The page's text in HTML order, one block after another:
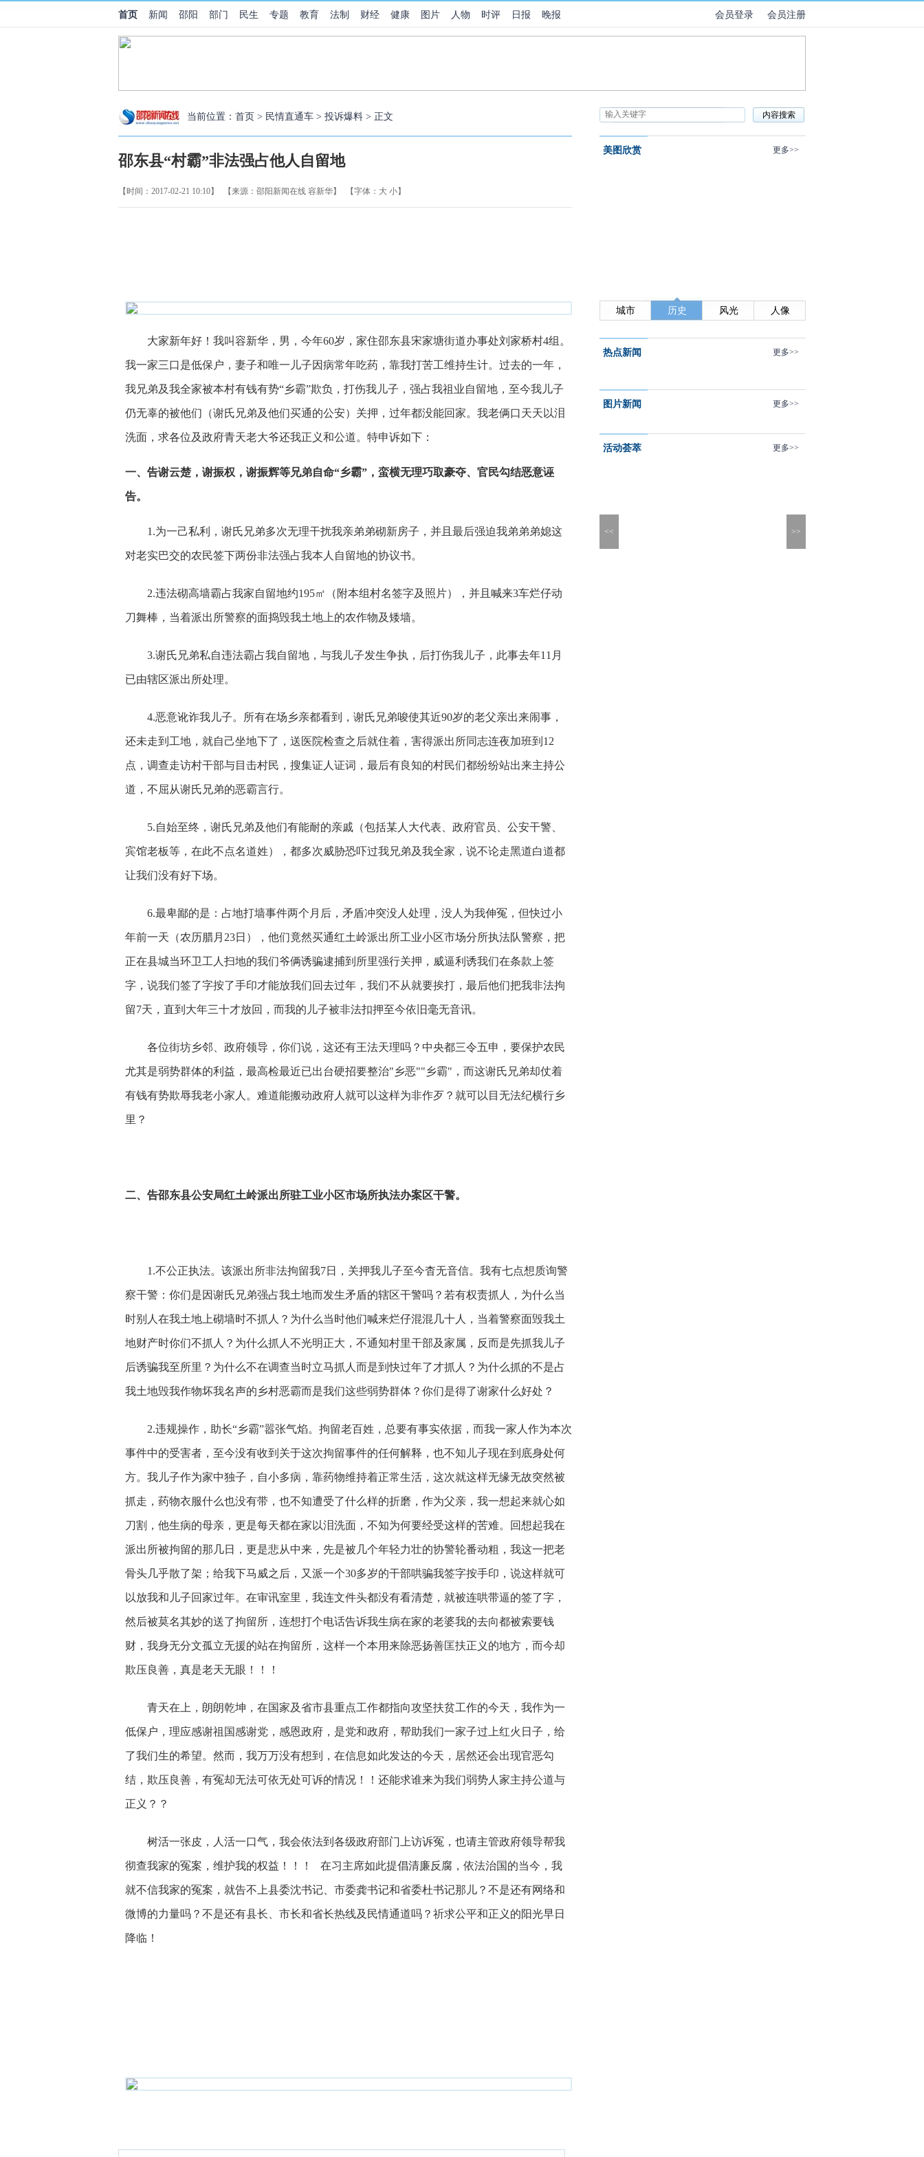
首页 新闻 邵阳 部门 民生 专题 教育 法制 财经 健康 图片 人物 时评 日报 晚报 会员注册
会员登录
当前位置： 首页 > 民情直通车 > 投诉爆料 > 正文
邵东县“村霸”非法强占他人自留地
【时间：2017-02-21 10:10】 【来源：邵阳新闻在线 容新华】 【字体： 大 小】
大家新年好！我叫容新华，男，今年60岁，家住邵东县宋家塘街道办事处刘家桥村4组。
我一家三口是低保户，妻子和唯一儿子因病常年吃药，靠我打苦工维持生计。过去的一年，
我兄弟及我全家被本村有钱有势“乡霸”欺负，打伤我儿子，强占我祖业自留地，至今我儿子
仍无辜的被他们（谢氏兄弟及他们买通的公安）关押，过年都没能回家。我老俩口天天以泪
洗面，求各位及政府青天老大爷还我正义和公道。特申诉如下：
一、告谢云楚，谢振权，谢振辉等兄弟自命“乡霸”，蛮横无理巧取豪夺、官民勾结恶意诬
告。
1.为一己私利，谢氏兄弟多次无理干扰我亲弟弟砌新房子，并且最后强迫我弟弟弟媳这
对老实巴交的农民签下两份非法强占我本人自留地的协议书。
2.违法砌高墙霸占我家自留地约195㎡（附本组村名签字及照片），并且喊来3车烂仔动
刀舞棒，当着派出所警察的面捣毁我土地上的农作物及矮墙。
3.谢氏兄弟私自违法霸占我自留地，与我儿子发生争执，后打伤我儿子，此事去年11月
已由辖区派出所处理。
4.恶意讹诈我儿子。所有在场乡亲都看到，谢氏兄弟唆使其近90岁的老父亲出来闹事，
还未走到工地，就自己坐地下了，送医院检查之后就住着，害得派出所同志连夜加班到12
点，调查走访村干部与目击村民，搜集证人证词，最后有良知的村民们都纷纷站出来主持公
道，不屈从谢氏兄弟的恶霸言行。
5.自始至终，谢氏兄弟及他们有能耐的亲戚（包括某人大代表、政府官员、公安干警、
宾馆老板等，在此不点名道姓），都多次威胁恐吓过我兄弟及我全家，说不论走黑道白道都
让我们没有好下场。
6.最卑鄙的是：占地打墙事件两个月后，矛盾冲突没人处理，没人为我伸冤，但快过小
年前一天（农历腊月23日），他们竟然买通红土岭派出所工业小区市场分所执法队警察，把
正在县城当环卫工人扫地的我们爷俩诱骗逮捕到所里强行关押，威逼利诱我们在条款上签
字，说我们签了字按了手印才能放我们回去过年，我们不从就要挨打，最后他们把我非法拘
留7天，直到大年三十才放回，而我的儿子被非法扣押至今依旧毫无音讯。
各位街坊乡邻、政府领导，你们说，这还有王法天理吗？中央都三令五申，要保护农民
尤其是弱势群体的利益，最高检最近已出台硬招要整治"乡恶""乡霸"，而这谢氏兄弟却仗着
有钱有势欺辱我老小家人。难道能搬动政府人就可以这样为非作歹？就可以目无法纪横行乡
里？
二、告邵东县公安局红土岭派出所驻工业小区市场所执法办案区干警。
1.不公正执法。该派出所非法拘留我7日，关押我儿子至今杳无音信。我有七点想质询警
察干警：你们是因谢氏兄弟强占我土地而发生矛盾的辖区干警吗？若有权责抓人，为什么当
时别人在我土地上砌墙时不抓人？为什么当时他们喊来烂仔混混几十人，当着警察面毁我土
地财产时你们不抓人？为什么抓人不光明正大，不通知村里干部及家属，反而是先抓我儿子
后诱骗我至所里？为什么不在调查当时立马抓人而是到快过年了才抓人？为什么抓的不是占
我土地毁我作物坏我名声的乡村恶霸而是我们这些弱势群体？你们是得了谢家什么好处？
2.违规操作，助长“乡霸”嚣张气焰。拘留老百姓，总要有事实依据，而我一家人作为本次
事件中的受害者，至今没有收到关于这次拘留事件的任何解释，也不知儿子现在到底身处何
方。我儿子作为家中独子，自小多病，靠药物维持着正常生活，这次就这样无缘无故突然被
抓走，药物衣服什么也没有带，也不知遭受了什么样的折磨，作为父亲，我一想起来就心如
刀割，他生病的母亲，更是每天都在家以泪洗面，不知为何要经受这样的苦难。回想起我在
派出所被拘留的那几日，更是悲从中来，先是被几个年轻力壮的协警轮番动粗，我这一把老
骨头几乎散了架；给我下马威之后，又派一个30多岁的干部哄骗我签字按手印，说这样就可
以放我和儿子回家过年。在审讯室里，我连文件头都没有看清楚，就被连哄带逼的签了字，
然后被莫名其妙的送了拘留所，连想打个电话告诉我生病在家的老婆我的去向都被索要钱
财，我身无分文孤立无援的站在拘留所，这样一个本用来除恶扬善匡扶正义的地方，而今却
欺压良善，真是老天无眼！！！
青天在上，朗朗乾坤，在国家及省市县重点工作都指向攻坚扶贫工作的今天，我作为一
低保户，理应感谢祖国感谢党，感恩政府，是党和政府，帮助我们一家子过上红火日子，给
了我们生的希望。然而，我万万没有想到，在信息如此发达的今天，居然还会出现官恶勾
结，欺压良善，有冤却无法可依无处可诉的情况！！还能求谁来为我们弱势人家主持公道与
正义？？
树活一张皮，人活一口气，我会依法到各级政府部门上访诉冤，也请主管政府领导帮我
彻查我家的冤案，维护我的权益！！！ 在习主席如此提倡清廉反腐，依法治国的当今，我
就不信我家的冤案，就告不上县委沈书记、市委龚书记和省委杜书记那儿？不是还有网络和
微博的力量吗？不是还有县长、市长和省长热线及民情通道吗？祈求公平和正义的阳光早日
降临！
美图欣赏 更多>>
城市 历史 风光 人像
热点新闻 更多>>
图片新闻 更多>>
活动荟萃 更多>>
>>
<<